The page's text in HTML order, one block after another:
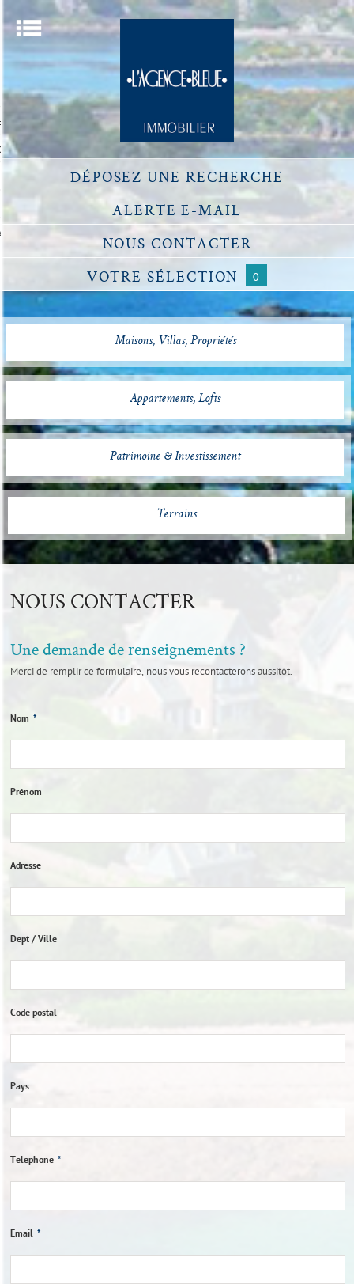
DÉPOSEZ UNE RECHERCHE
ALERTE E-MAIL
NOUS CONTACTER
VOTRE SÉLECTION 0
Maisons, Villas, Propriétés
Appartements, Lofts
Patrimoine & Investissement
Terrains
Menu
ACCUEIL
UN BIEN
ESTIMER UN BIEN
DÉFISCALISATION
NOTRE AGENCE
PROPRIÉTAIRE
NOUS CONTACTER
Une demande de renseignements ?
Merci de remplir ce formulaire, nous vous recontacterons aussitôt.
Nom *
Prénom
Adresse
Dept / Ville
Code postal
Pays
Téléphone *
Email *